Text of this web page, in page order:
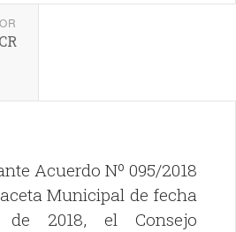
Acuerdo Nº 095/2018
Municipal de fecha
2018, el Consejo